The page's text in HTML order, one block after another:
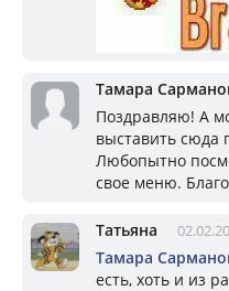
Тамара
Поздравляю! А
выставить сюда
Любопытно
свое меню.
Татьяна
Тамара
есть, хоть и из